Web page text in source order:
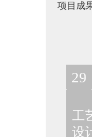
项目成
29
工
设